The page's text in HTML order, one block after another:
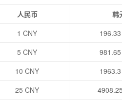
人民币 韩
1 CNY
5 CNY
10 CNY
25 CNY